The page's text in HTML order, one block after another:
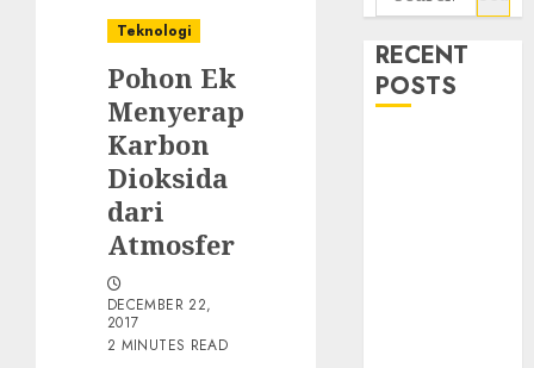
Teknologi
Pohon Ek
Menyerap
Karbon
Dioksida
dari
Atmosfer
DECEMBER 22,
2017
2 MINUTES READ
for:
RECENT
POSTS